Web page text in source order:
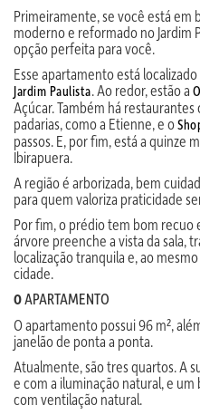
Primeiramente, se você está em
moderno e reformado no Jardim
opção perfeita para você.
Esse apartamento está
Jardim Paulista. Ao redor, estão a
Açúcar. Também há
padarias, como a Etienne, e o
passos. E, por fim, está a quinze
Ibirapuera.
A região é arborizada, bem
para quem valoriza praticidade
Por fim, o prédio tem bom recuo
árvore preenche a vista da sala,
localização tranquila e, ao
cidade.
OAPARTAMENTO
O apartamento possui 96 m²,
janelão de ponta a ponta.
Atualmente, são tres quartos. A
e com a iluminação natural, e
com ventilação natural.